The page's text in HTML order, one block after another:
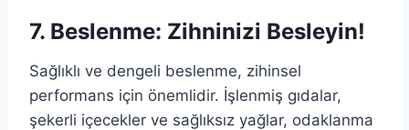
7. Beslenme: Zihninizi Besleyin!
Sağlıklı ve dengeli beslenme, zihinsel
performans için önemlidir. İşlenmiş gıdalar,
şekerli içecekler ve sağlıksız yağlar, odaklanma